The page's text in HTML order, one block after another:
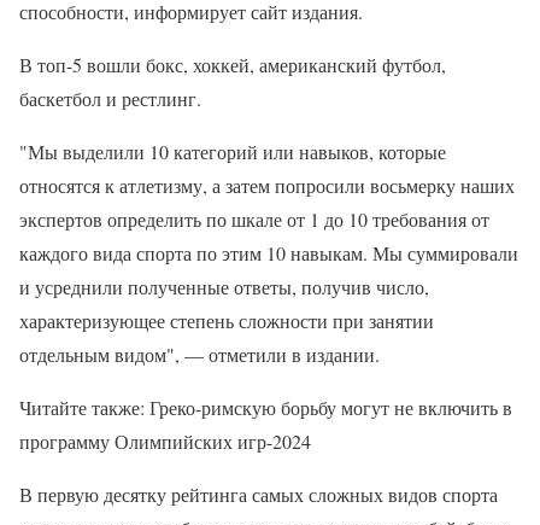
способности, информирует сайт издания.
В топ-5 вошли бокс, хоккей, американский футбол,
баскетбол и рестлинг.
"Мы выделили 10 категорий или навыков, которые
относятся к атлетизму, а затем попросили восьмерку наших
экспертов определить по шкале от 1 до 10 требования от
каждого вида спорта по этим 10 навыкам. Мы суммировали
и усреднили полученные ответы, получив число,
характеризующее степень сложности при занятии
отдельным видом", — отметили в издании.
Читайте также: Греко-римскую борьбу могут не включить в
программу Олимпийских игр-2024
В первую десятку рейтинга самых сложных видов спорта